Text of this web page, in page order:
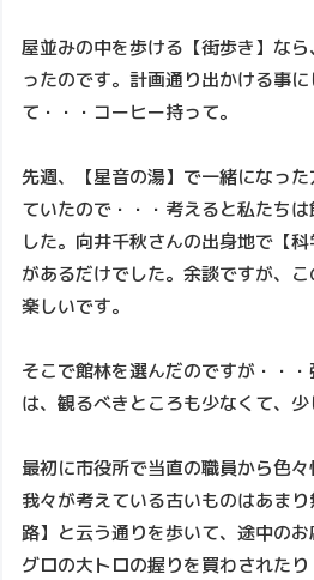
屋並みの中を歩ける【街歩き】な
ったのです。計画通り出かける事
て・・・コーヒー持って。
先週、【星音の湯】で一緒になっ
ていたので・・・考えると私たち
した。向井千秋さんの出身地で【
があるだけでした。余談ですが、
楽しいです。
そこで館林を選んだのですが・・
は、観るべきところも少なくて、少
最初に市役所で当直の職員から色々
我々が考えている古いものはあま
路】と云う通りを歩いて、途中の
グロの大トロの握りを買わされたり